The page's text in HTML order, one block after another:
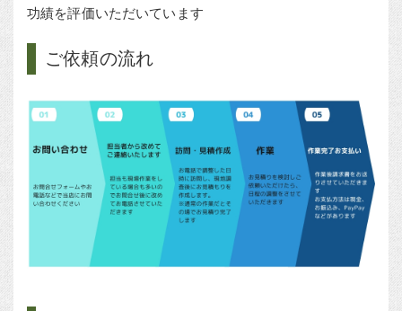
功績を評価いただいています
ご依頼の流れ